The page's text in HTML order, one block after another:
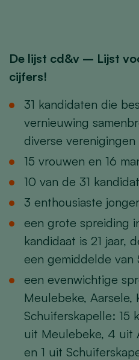
De lijst cd&v – Lijst
cijfers!
31 kandidaten die
vernieuwing
diverse verenigingen
15 vrouwen en 16
10 van de 31
3 enthousiaste
een grote spreiding
kandidaat is 21 jaar,
een gemiddelde van
een evenwichtige
Meulebeke, Aarsele,
Schuiferskapelle: 15
uit Meulebeke, 4 uit
en 1 uit